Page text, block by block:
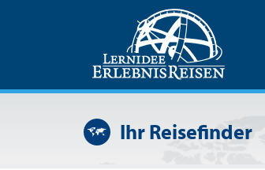
Ihr Reisefinder